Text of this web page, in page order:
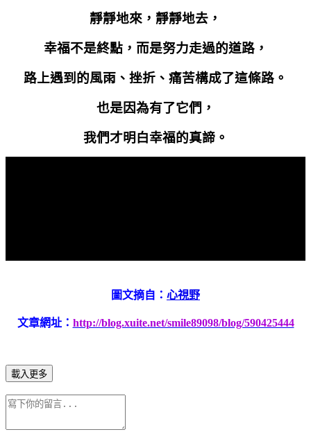
靜靜地來，靜靜地去，
幸福不是終點，而是努力走過的道路，
路上遇到的風雨、挫折、痛苦構成了這條路。
也是因為有了它們，
我們才明白幸福的真諦。
圖文摘自： 心視野
文章網址： http://blog.xuite.net/smile89098/blog/590425444
載入更多